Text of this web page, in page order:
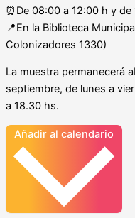
⏰De 08:00 a 12:00 h y de
📍En la Biblioteca
Colonizadores 1330)
La muestra permanecerá
septiembre, de lunes a
a 18.30 hs.